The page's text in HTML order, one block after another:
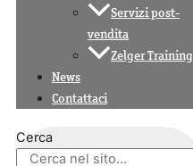
Servizi post-
vendita
Zelger Training
News
Contattaci
Cerca